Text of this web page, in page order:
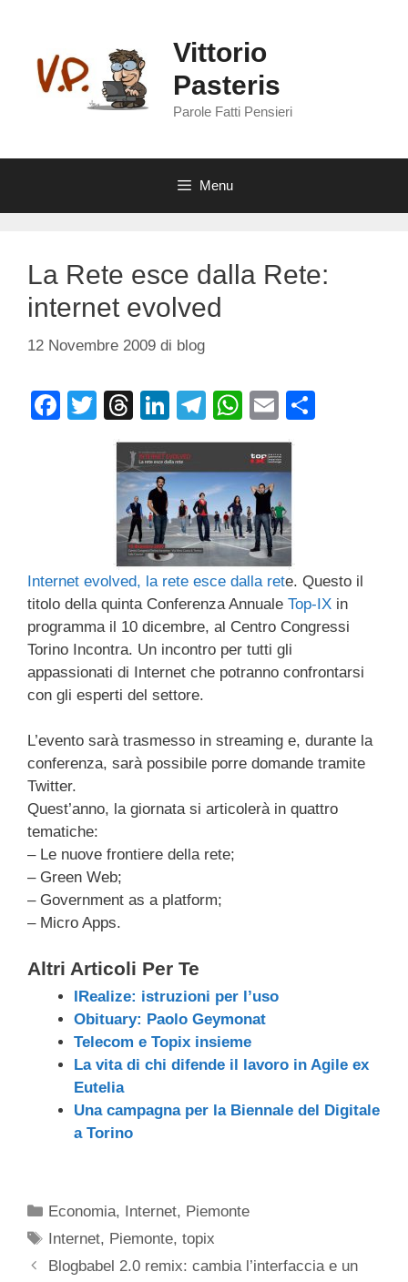
contenuto
Vittorio
Pasteris
Parole Fatti Pensieri
Menu
La Rete esce dalla Rete:
internet evolved
12 Novembre 2009 di blog
F
o
k
T
wi
er
T
hr
e
a
d
s
Li
n
k
e
dI
n
T
el
e
gr
a
m
W
h
at
s
A
p
p
E
m
ail
Internet evolved, la rete esce dalla rete. Questo il
titolo della quinta Conferenza Annuale Top-IX in
programma il 10 dicembre, al Centro Congressi
Torino Incontra. Un incontro per tutti gli
appassionati di Internet che potranno confrontarsi
con gli esperti del settore.
L’evento sarà trasmesso in streaming e, durante la
conferenza, sarà possibile porre domande tramite
Twitter.
Quest’anno, la giornata si articolerà in quattro
tematiche:
– Le nuove frontiere della rete;
– Green Web;
– Government as a platform;
– Micro Apps.
Altri Articoli Per Te
IRealize: istruzioni per l’uso
Obituary: Paolo Geymonat
Telecom e Topix insieme
La vita di chi difende il lavoro in Agile ex
Eutelia
Una campagna per la Biennale del Digitale
a Torino
Categorie
Economia, Internet, Piemonte
Tag
Internet, Piemonte,topix
Blogbabel 2.0 remix: cambia l’interfaccia e un